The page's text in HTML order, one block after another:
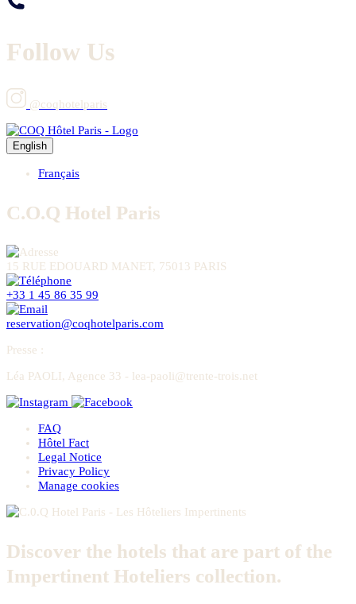
Follow Us
@coqhotelparis
English
Français
C.O.Q Hotel Paris
15 RUE EDOUARD MANET, 75013 PARIS
+33 1 45 86 35 99
reservation@coqhotelparis.com
Presse :
Léa PAOLI, Agence 33 - lea-paoli@trente-trois.net
FAQ
Hôtel Fact
Legal Notice
Privacy Policy
Manage cookies
Discover the hotels that are part of the
Impertinent Hoteliers collection.